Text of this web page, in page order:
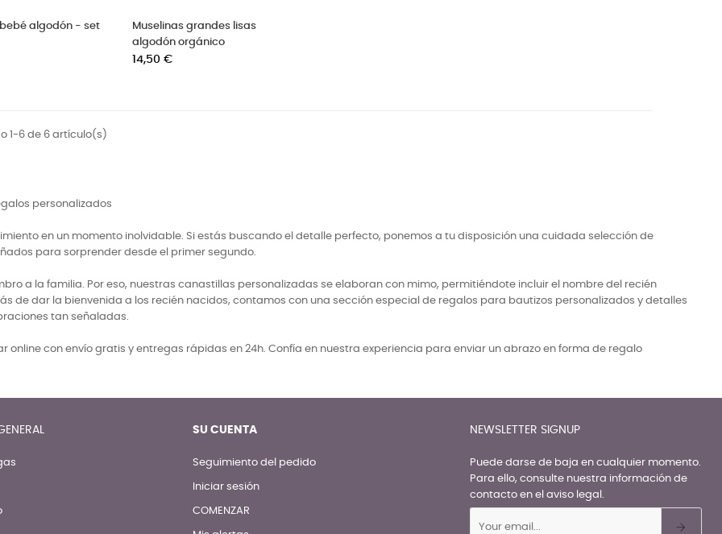
bebé algodón - set
Muselinas grandes lisas
algodón orgánico
Precio
14,50 €
1-6 de 6 artículo(s)
personalizados
en un momento inolvidable. Si estás buscando el detalle perfecto, ponemos a tu disposición una cuidada selección de
para sorprender desde el primer segundo.
a la familia. Por eso, nuestras canastillas personalizadas se elaboran con mimo, permitiéndote incluir el nombre del recién
de dar la bienvenida a los recién nacidos, contamos con una sección especial de regalos para bautizos personalizados y detalles
tan señaladas.
con envío gratis y entregas rápidas en 24h. Confía en nuestra experiencia para enviar un abrazo en forma de regalo
SU CUENTA
Seguimiento del pedido
Iniciar sesión
COMENZAR
NEWSLETTER SIGNUP
Puede darse de baja en cualquier momento.
Para ello, consulte nuestra información de
contacto en el aviso legal.